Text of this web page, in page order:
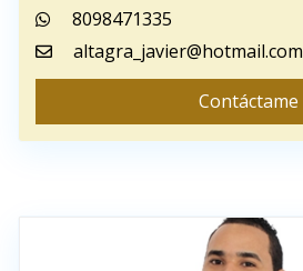
8098471335
altagra_javier@hotmail.com
Contáctame